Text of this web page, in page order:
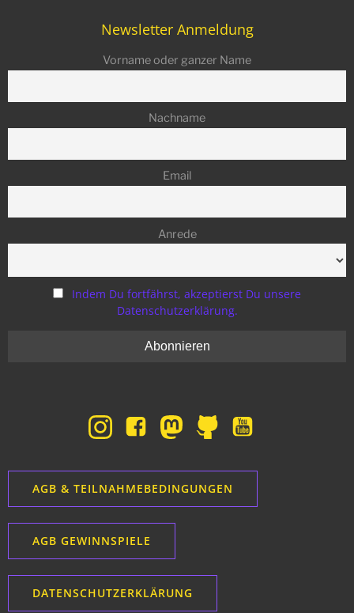
Newsletter Anmeldung
Vorname oder ganzer Name
Nachname
Email
Anrede
Indem Du fortfährst, akzeptierst Du unsere
Datenschutzerklärung.
AGB & TEILNAHMEBEDINGUNGEN
AGB GEWINNSPIELE
DATENSCHUTZERKLÄRUNG